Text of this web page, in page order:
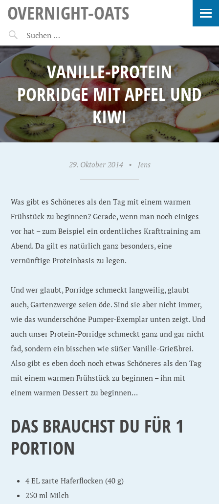
OVERNIGHT-OATS
VANILLE-PROTEIN
PORRIDGE MIT APFEL UND
KIWI
29. Oktober 2014 • Jens
Was gibt es Schöneres als den Tag mit einem warmen
Frühstück zu beginnen? Gerade, wenn man noch einiges
vor hat – zum Beispiel ein ordentliches Krafttraining am
Abend. Da gilt es natürlich ganz besonders, eine
vernünftige Proteinbasis zu legen.
Und wer glaubt, Porridge schmeckt langweilig, glaubt
auch, Gartenzwerge seien öde. Sind sie aber nicht immer,
wie das wunderschöne Pumper-Exemplar unten zeigt. Und
auch unser Protein-Porridge schmeckt ganz und gar nicht
fad, sondern ein bisschen wie süßer Vanille-Grießbrei.
Also gibt es eben doch noch etwas Schöneres als den Tag
mit einem warmen Frühstück zu beginnen – ihn mit
einem warmen Dessert zu beginnen…
DAS BRAUCHST DU FÜR 1
PORTION
4 EL zarte Haferflocken (40 g)
250 ml Milch